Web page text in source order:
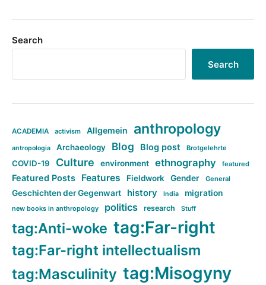
Search
Search
ACADEMIA activism Allgemein anthropology
antropologia Archaeology Blog Blog post Brotgelehrte
COVID-19 Culture environment ethnography featured
Featured Posts Features Fieldwork Gender General
Geschichten der Gegenwart history India migration
new books in anthropology politics research Stuff
tag:Anti-woke tag:Far-right
tag:Far-right intellectualism
tag:Masculinity tag:Misogyny